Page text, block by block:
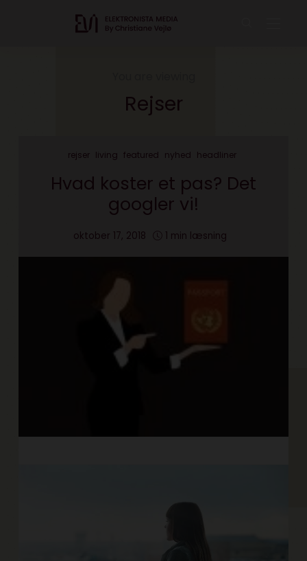
Rejser
rejser living featured nyhed headliner
Hvad koster et pas? Det
googler vi!
oktober 17, 2018 1 min læsning